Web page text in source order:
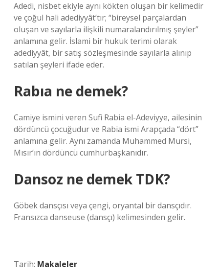
Adedi, nisbet ekiyle aynı kökten oluşan bir kelimedir
ve çoğul hali adediyyât’tır; “bireysel parçalardan
oluşan ve sayılarla ilişkili numaralandırılmış şeyler”
anlamına gelir. İslami bir hukuk terimi olarak
adediyyât, bir satış sözleşmesinde sayılarla alınıp
satılan şeyleri ifade eder.
Rabıa ne demek?
Camiye ismini veren Sufi Rabia el-Adeviyye, ailesinin
dördüncü çocuğudur ve Rabia ismi Arapçada “dört”
anlamına gelir. Aynı zamanda Muhammed Mursi,
Mısır’ın dördüncü cumhurbaşkanıdır.
Dansoz ne demek TDK?
Göbek dansçısı veya çengi, oryantal bir dansçıdır.
Fransızca danseuse (dansçı) kelimesinden gelir.
Tarih: Makaleler